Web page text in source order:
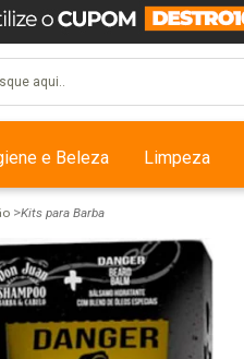
e Beleza Limpeza
Kits para Barba